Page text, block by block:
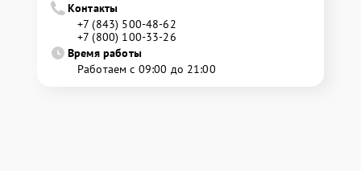
Контакты
+7 (843) 500-48-62
+7 (800) 100-33-26
Время работы
Работаем с 09:00 до 21:00